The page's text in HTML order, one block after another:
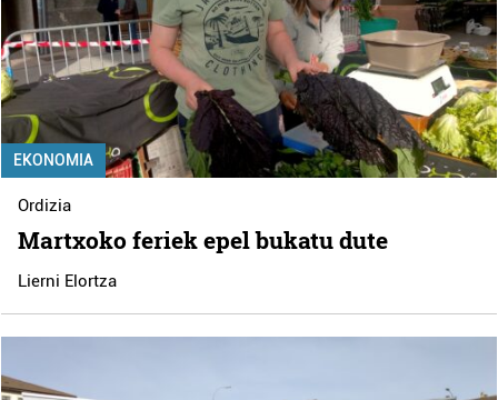
EKONOMIA
Ordizia
Martxoko feriek epel bukatu dute
Lierni Elortza